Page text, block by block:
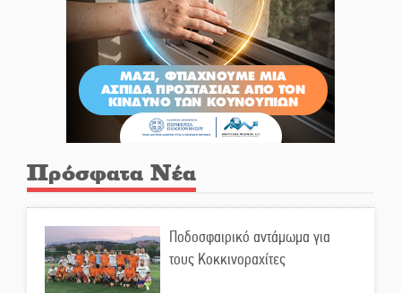
Πρόσφατα Νέα
Ποδοσφαιρικό αντάμωμα για
τους Κοκκινοραχίτες